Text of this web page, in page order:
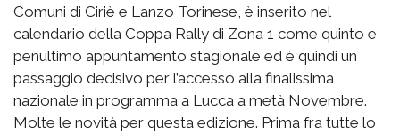
Comuni di Ciriè e Lanzo Torinese, è inserito nel
calendario della Coppa Rally di Zona 1 come quinto e
penultimo appuntamento stagionale ed è quindi un
passaggio decisivo per l’accesso alla finalissima
nazionale in programma a Lucca a metà Novembre.
Molte le novità per questa edizione. Prima fra tutte lo